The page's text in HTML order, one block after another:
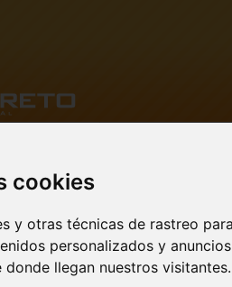
cookies
y otras técnicas de rastreo
personalizados y
donde llegan nuestros visitantes.